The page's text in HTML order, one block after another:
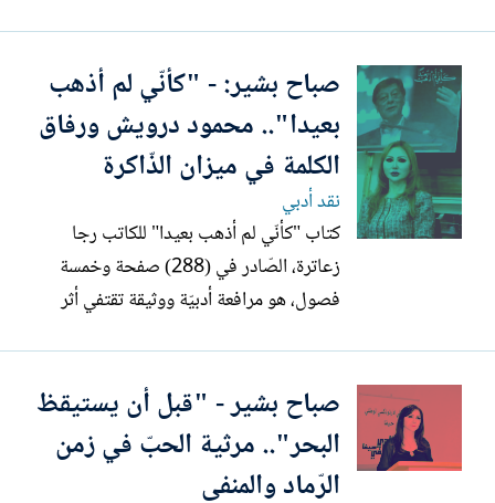
مع وطأة الشّتات والظّلم. لقد برع د. حميد في
تطويع الأحداث وتحويلها إلى نصّ إبداعيّ
نابض، لتطلّ...
صباح بشير: - "كأنّي لم أذهب
بعيدا".. محمود درويش ورفاق
الكلمة في ميزان الذّاكرة
نقد أدبي
كتاب "كأنّي لم أذهب بعيدا" للكاتب رجا
زعاترة، الصّادر في (288) صفحة وخمسة
فصول، هو مرافعة أدبيّة ووثيقة تقتفي أثر
سطوره كأنّها ولادة تتحقّق على دفعات، تكتمل
بها دائرة المنفى وتتصالح فيها الذّات مع
مرجعيّاتها...
صباح بشير - "قبل أن يستيقظ
البحر".. مرثية الحبّ في زمن
الرّماد والمنفى